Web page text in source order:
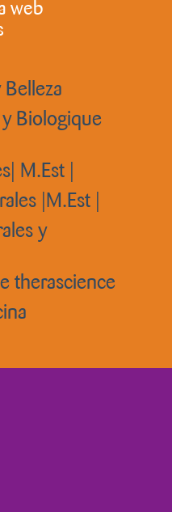
web
Belleza
Biologique
M.Est |
|M.Est |
y
therascience